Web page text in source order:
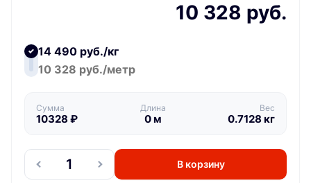
10 328 руб.
14 490 руб./кг
10 328 руб./метр
Сумма
10328 ₽
Длина
0м
Вес
0.7128 кг
В корзину